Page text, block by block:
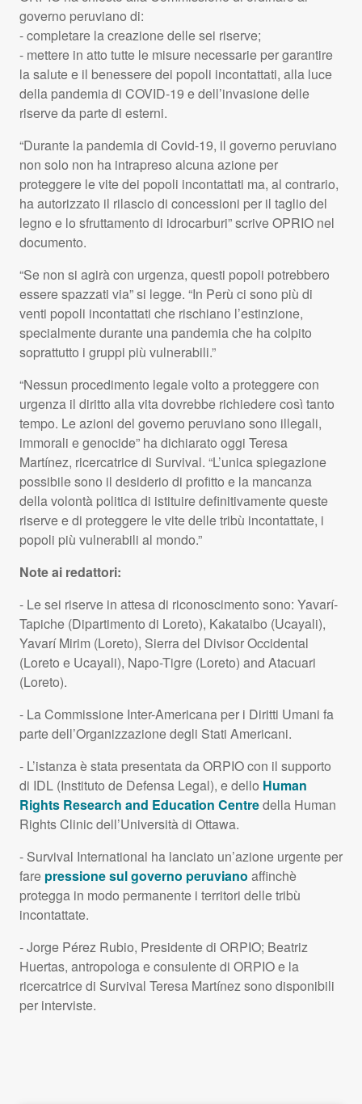
governo peruviano di:
- completare la creazione delle sei riserve;
- mettere in atto tutte le misure necessarie per garantire
la salute e il benessere dei popoli incontattati, alla luce
della pandemia di COVID-19 e dell’invasione delle
riserve da parte di esterni.
“Durante la pandemia di Covid-19, il governo peruviano
non solo non ha intrapreso alcuna azione per
proteggere le vite dei popoli incontattati ma, al contrario,
ha autorizzato il rilascio di concessioni per il taglio del
legno e lo sfruttamento di idrocarburi” scriveOPRIO nel
documento.
“Se non si agirà con urgenza, questi popoli potrebbero
essere spazzati via” si legge. “In Perù ci sono più di
venti popoli incontattati che rischiano l’estinzione,
specialmente durante una pandemia che ha colpito
soprattutto i gruppi più vulnerabili.”
“Nessun procedimento legale volto a proteggere con
urgenza il diritto alla vita dovrebbe richiedere così tanto
tempo. Le azioni del governo peruviano sono illegali,
immorali e genocide” ha dichiarato oggi Teresa
Martínez, ricercatrice di Survival. “L’unica spiegazione
possibile sono il desiderio di profitto e la mancanza
della volontà politica di istituire definitivamente queste
riserve e di proteggere le vite delle tribù incontattate, i
popoli più vulnerabili al mondo.”
Note ai redattori:
- Le sei riserve in attesa di riconoscimento sono: Yavarí-
Tapiche (Dipartimento di Loreto), Kakataibo (Ucayali),
Yavarí Mirim (Loreto), Sierra del Divisor Occidental
(Loreto e Ucayali), Napo-Tigre (Loreto) and Atacuari
(Loreto).
- La Commissione Inter-Americana per i Diritti Umani fa
parte dell’Organizzazione degli Stati Americani.
- L’istanza è stata presentata daORPIOcon il supporto
di IDL (Instituto de Defensa Legal), e dello Human
Rights Research and Education Centredella Human
Rights Clinic dell’Università di Ottawa.
- Survival International ha lanciato un’azione urgente per
fare pressione sul governo peruviano affinchè
protegga in modo permanente i territori delle tribù
incontattate.
- Jorge Pérez Rubio, Presidente di ORPIO; Beatriz
Huertas, antropologa e consulente di ORPIOe la
ricercatrice di Survival Teresa Martínez sono disponibili
per interviste.